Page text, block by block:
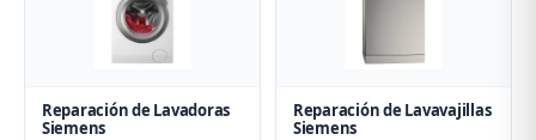
Reparación de Lavadoras
Siemens
Reparación de Lavavajillas
Siemens